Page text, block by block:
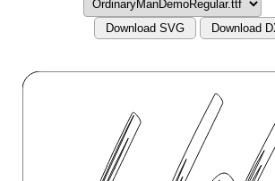
Download SVG Download